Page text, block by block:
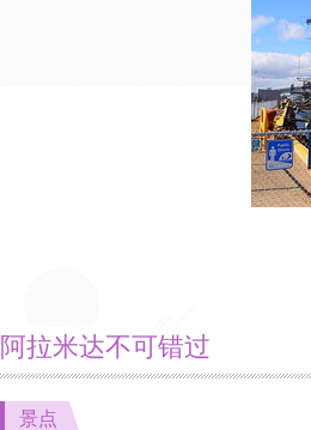
阿拉米达不可错过
景点